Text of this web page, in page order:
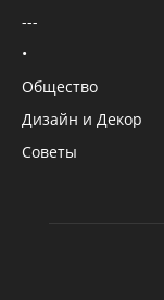
---
•
Общество
Дизайн и Декор
Советы